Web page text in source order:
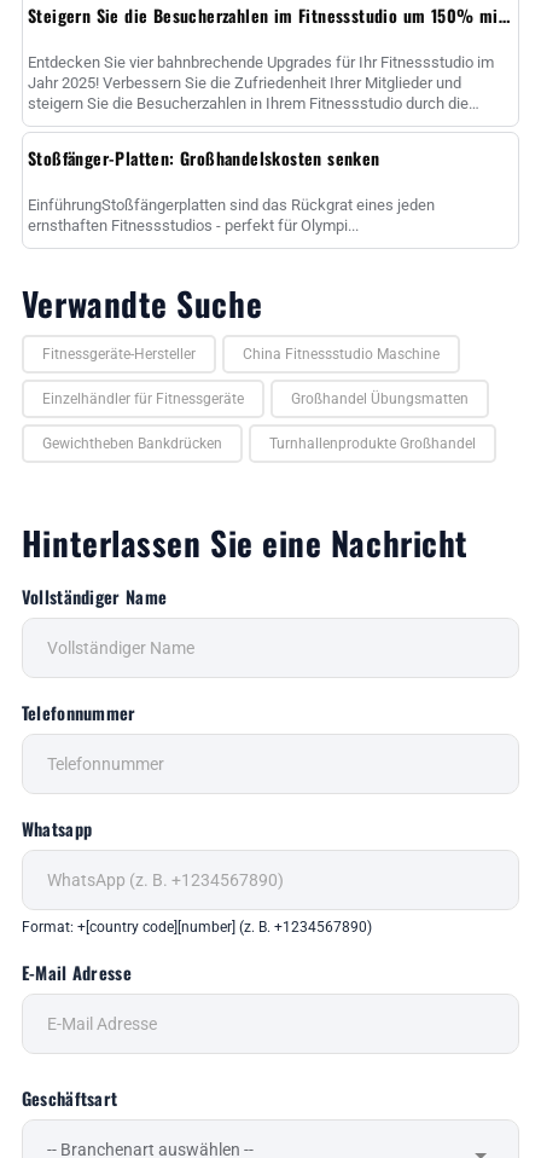
Steigern Sie die Besucherzahlen im Fitnessstudio um 150% mit 4 Upgrades für Bankdrücken
Entdecken Sie vier bahnbrechende Upgrades für Ihr Fitnessstudio im
Jahr 2025! Verbessern Sie die Zufriedenheit Ihrer Mitglieder und
steigern Sie die Besucherzahlen in Ihrem Fitnessstudio durch die
Investition in intelligente Bänke, High-Qua......
Stoßfänger-Platten: Großhandelskosten senken
EinführungStoßfängerplatten sind das Rückgrat eines jeden
ernsthaften Fitnessstudios - perfekt für Olympi...
Verwandte Suche
Fitnessgeräte-Hersteller China Fitnessstudio Maschine
Einzelhändler für Fitnessgeräte Großhandel Übungsmatten
Gewichtheben Bankdrücken Turnhallenprodukte Großhandel
Hinterlassen Sie eine Nachricht
Vollständiger Name
Telefonnummer
Whatsapp
Format: +[country code][number] (z. B. +1234567890)
E-Mail Adresse
Geschäftsart